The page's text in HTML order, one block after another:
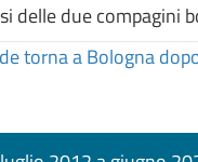
delle due compagini
torna a Bologna